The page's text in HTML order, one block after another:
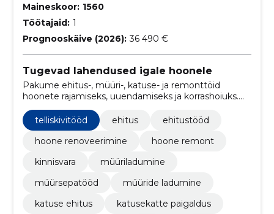
Maineskoor: 1560
Töötajaid: 1
Prognooskäive (2026): 36 490 €
Tugevad lahendused igale hoonele
Pakume ehitus-, müüri-, katuse- ja remonttöid
hoonete rajamiseks, uuendamiseks ja korrashoiuks.
Tööd tehtud täpselt, et hoone püsiks vastupidav ja
kasutusmugav.
telliskivitööd ehitus
ehitustööd
hoone renoveerimine
hoone remont
kinnisvara
müüriladumine
müürsepatööd
müüride ladumine
katuse ehitus
katusekatte paigaldus